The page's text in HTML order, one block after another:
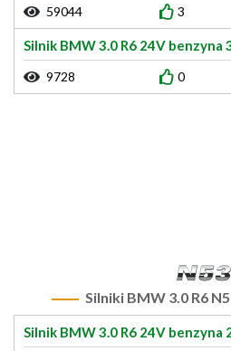
59044 3
Silnik BMW 3.0 R6 24V
9728 0
Silniki BMW 3.0 R6
Silnik BMW 3.0 R6 24V